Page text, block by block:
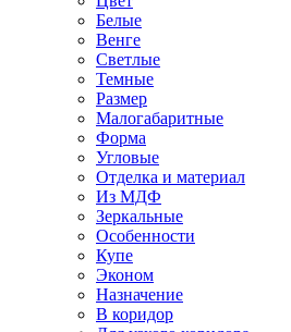
Белые
Венге
Светлые
Темные
Размер
Малогабаритные
Форма
Угловые
Отделка и материал
Из МДФ
Зеркальные
Особенности
Купе
Эконом
Назначение
В коридор